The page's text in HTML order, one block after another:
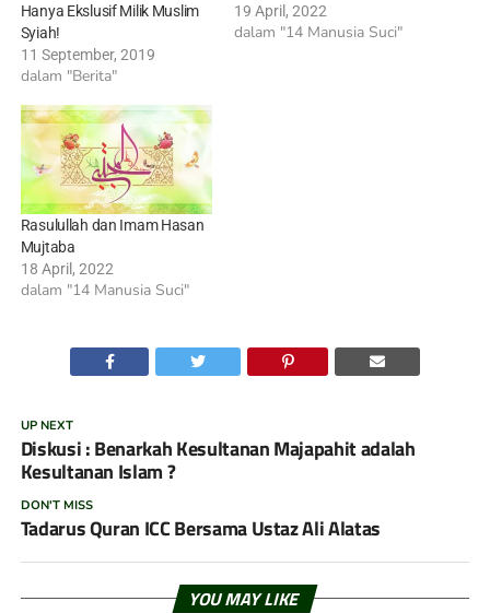
Hanya Ekslusif Milik Muslim
Syiah!
11 September, 2019
dalam "Berita"
19 April, 2022
dalam "14 Manusia Suci"
Rasulullah dan Imam Hasan
Mujtaba
18 April, 2022
dalam "14 Manusia Suci"
UP NEXT
Diskusi : Benarkah Kesultanan Majapahit adalah
Kesultanan Islam ?
DON'T MISS
Tadarus Quran ICC Bersama Ustaz Ali Alatas
YOU MAY LIKE